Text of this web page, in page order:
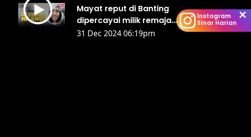
Mayat reput di Banting
dipercayai milik remaja
hilang di Kajang
31 Dec 2024 06:19pm
Instagram
Sinar Harian